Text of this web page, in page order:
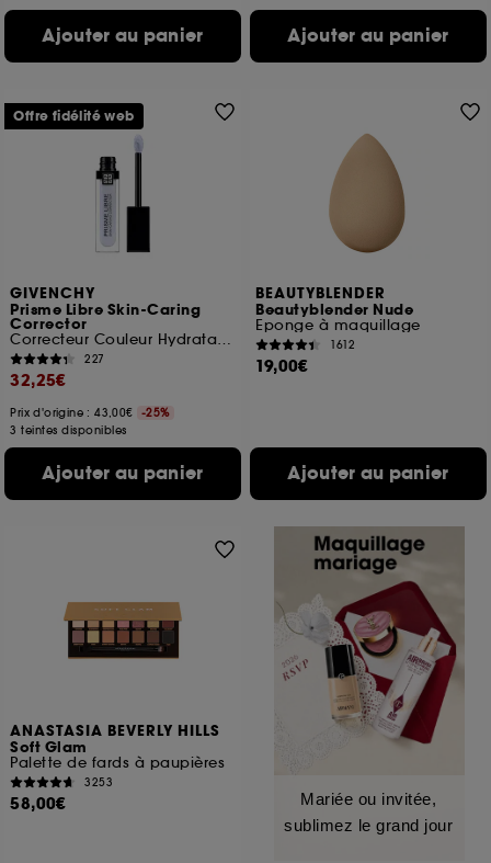
Ajouter au panier Ajouter au panier
GIVENCHY
Prisme Libre Skin-Caring
Corrector
Correcteur Couleur Hydratation 24H
227
32,25€
Prix d'origine : 43,00€
-25%
3 teintes disponibles
Ajouter au panier
Offre fidélité web
BEAUTYBLENDER
Beautyblender Nude
Eponge à maquillage
1612
19,00€
Ajouter au panier
ANASTASIA BEVERLY HILLS
Soft Glam
Palette de fards à paupières
3253
58,00€
Mariée ou invitée,
sublimez le grand jour